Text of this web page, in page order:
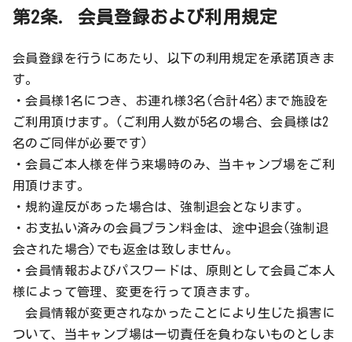
第2条. 会員登録および利用規定
会員登録を行うにあたり、以下の利用規定を承諾頂きま
す。
・会員様1名につき、お連れ様3名(合計4名)まで施設を
ご利用頂けます。(ご利用人数が5名の場合、会員様は2
名のご同伴が必要です)
・会員ご本人様を伴う来場時のみ、当キャンプ場をご利
用頂けます。
・規約違反があった場合は、強制退会となります。
・お支払い済みの会員プラン料金は、途中退会(強制退
会された場合)でも返金は致しません。
・会員情報およびパスワードは、原則として会員ご本人
様によって管理、変更を行って頂きます。
会員情報が変更されなかったことにより生じた損害に
ついて、当キャンプ場は一切責任を負わないものとしま